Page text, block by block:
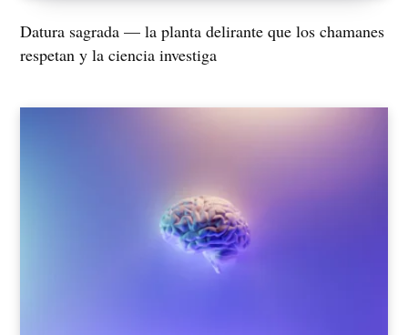
Datura sagrada — la planta delirante que los chamanes
respetan y la ciencia investiga